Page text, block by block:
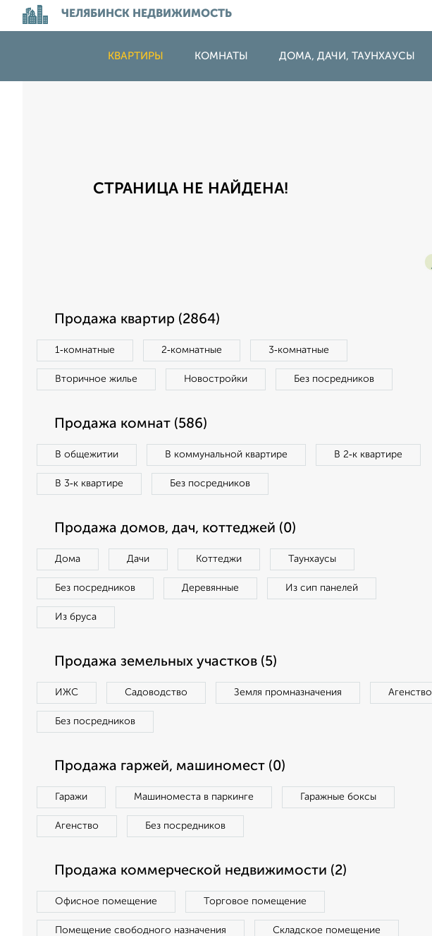
ЧЕЛЯБИНСК НЕДВИЖИМОСТЬ
КВАРТИРЫ КОМНАТЫ ДОМА, ДАЧИ, ТАУНХАУСЫ
СТРАНИЦА НЕ НАЙДЕНА!
Продажа квартир (2864)
1‑комнатные 2‑комнатные 3‑комнатные
Вторичное жилье Новостройки Без посредников
Продажа комнат (586)
В общежитии В коммунальной квартире В 2‑к квартире
В 3‑к квартире Без посредников
Продажа домов, дач, коттеджей (0)
Дома Дачи Коттеджи Таунхаусы
Без посредников Деревянные Из сип панелей
Из бруса
Продажа земельных участков (5)
ИЖС Садоводство Земля промназначения Агенство
Без посредников
Продажа гаржей, машиномест (0)
Гаражи Машиноместа в паркинге Гаражные боксы
Агенство Без посредников
Продажа коммерческой недвижимости (2)
Офисное помещение Торговое помещение
Помещение свободного назначения Складское помещение